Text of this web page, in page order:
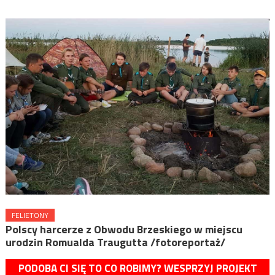
FELIETONY
Polscy harcerze z Obwodu Brzeskiego w miejscu
urodzin Romualda Traugutta /fotoreportaż/
PODOBA CI SIĘ TO CO ROBIMY? WESPRZYJ PROJEKT